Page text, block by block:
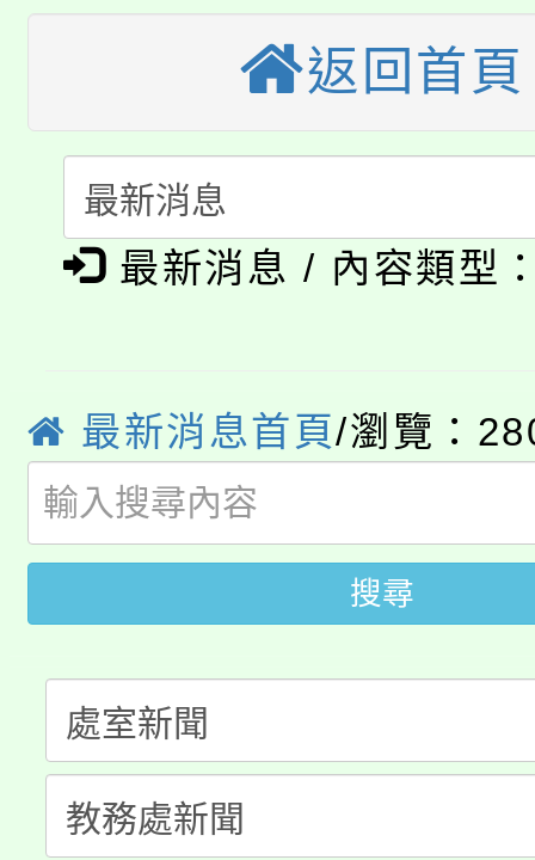
《TA101》溝通分析基
程，歡迎學生輔導中心
心理、諮商輔導、社會
系所師生報名參加。
轉知苗栗縣政府辦理
縣市「校園短影音徵
門員」簡章及活動海報
踴躍報名參加。
桃園市115學年度學生
要點
「桃園市補助參觀特色
展演活動實施計畫」
淨零綠領人才培育課程
公告本校115學年度第
生本土語及新住民語歌
公告本校115學年度第
代理(課)教師甄選結果(
公告本校115學年度第
代理(課)教師甄選結果(
轉知中國文化大學推廣
《TA101》溝通分析基
程，歡迎學生輔導中心
心理、諮商輔導、社會
系所師生報名參加。
轉知苗栗縣政府辦理
縣市「校園短影音徵選
門員」簡章及活動海報
踴躍報名參加。
桃園市115學年度學生
要點
「桃園市補助參觀特色
展演活動實施計畫」
返回首頁
最新消息 / 內容類型
最新消息首頁/瀏覽：
搜尋